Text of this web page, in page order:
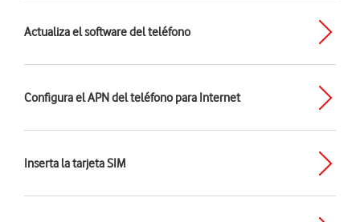
Actualiza el software del teléfono
Configura el APN del teléfono para Internet
Inserta la tarjeta SIM